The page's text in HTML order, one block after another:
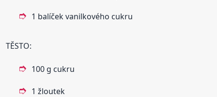
1 balíček vanilkového cukru
TĚSTO:
100 g cukru
1 žloutek